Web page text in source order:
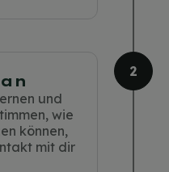
und
wie
können,
mit dir